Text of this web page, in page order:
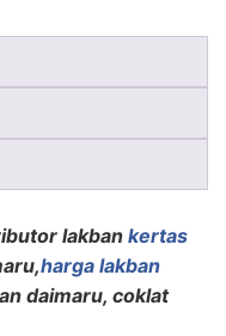
lakban kertas
harga lakban
daimaru, coklat